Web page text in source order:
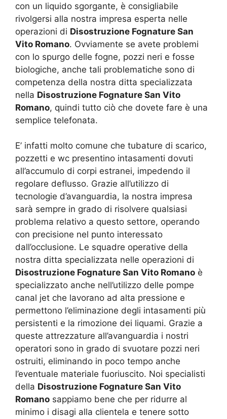
con un liquido sgorgante, è consigliabile
rivolgersi alla nostra impresa esperta nelle
operazioni di Disostruzione Fognature San
Vito Romano. Ovviamente se avete problemi
con lo spurgo delle fogne, pozzi neri e fosse
biologiche, anche tali problematiche sono di
competenza della nostra ditta specializzata
nella Disostruzione Fognature San Vito
Romano, quindi tutto ciò che dovete fare è una
semplice telefonata.
E’ infatti molto comune che tubature di scarico,
pozzetti e wc presentino intasamenti dovuti
all’accumulo di corpi estranei, impedendo il
regolare deflusso. Grazie all’utilizzo di
tecnologie d’avanguardia, la nostra impresa
sarà sempre in grado di risolvere qualsiasi
problema relativo a questo settore, operando
con precisione nel punto interessato
dall’occlusione. Le squadre operative della
nostra ditta specializzata nelle operazioni di
Disostruzione Fognature San Vito Romano è
specializzato anche nell’utilizzo delle pompe
canal jet che lavorano ad alta pressione e
permettono l’eliminazione degli intasamenti più
persistenti e la rimozione dei liquami. Grazie a
queste attrezzature all’avanguardia i nostri
operatori sono in grado di svuotare pozzi neri
ostruiti, eliminando in poco tempo anche
l’eventuale materiale fuoriuscito. Noi specialisti
della Disostruzione Fognature San Vito
Romano sappiamo bene che per ridurre al
minimo i disagi alla clientela e tenere sotto